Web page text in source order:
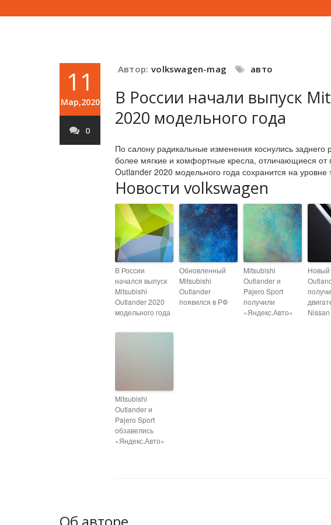
11
Мар,2020
0
Автор: volkswagen-mag авто
В России начали выпуск
2020 модельного года
По салону радикальные изменения коснулись заднего
более мягкие и комфортные кресла, отличающиеся от
Outlander 2020 модельного года сохранится на
Новости volkswagen
В России
начался выпуск
Mitsubishi
Outlander 2020
модельного года
Обновленный
Mitsubishi
Outlander
появился в РФ
Mitsubishi
Outlander и
Pajero Sport
получили
«Яндекс.Авто»
Новый
Nissan
Mitsubishi
Outlander и
Pajero Sport
обзавелись
«Яндекс.Авто»